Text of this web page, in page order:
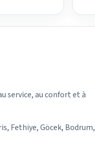
service, au confort et à
Fethiye, Göcek, Bodrum,